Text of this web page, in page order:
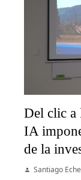
Del clic a
IA
de la
Santiago